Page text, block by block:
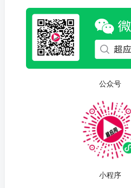
公众号
小程序